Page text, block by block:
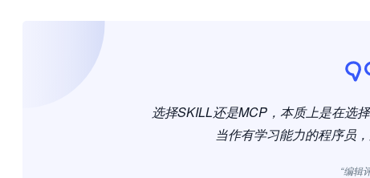
选择SKILL还是MCP，本质上是在
当作有学习能力的程序员
“编辑